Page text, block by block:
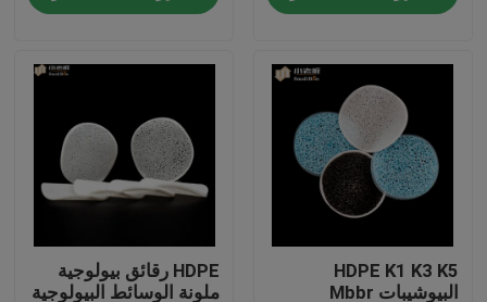
اتصل بنا
اطلب اقتباس
الوسائط المرشحة MBBR
MBBR بيو ميديا
HDPE K1 K3 K5
البيوشيبات Mbbr
HDPE رقائق بيولوجية
ملونة الوسائط البيولوجية